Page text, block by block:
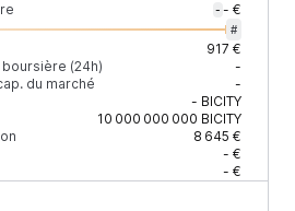
- - €
#
917 €
(24h)
-
du marché
-
- BICITY
10 000 000 000 BICITY
8 645 €
- €
- €